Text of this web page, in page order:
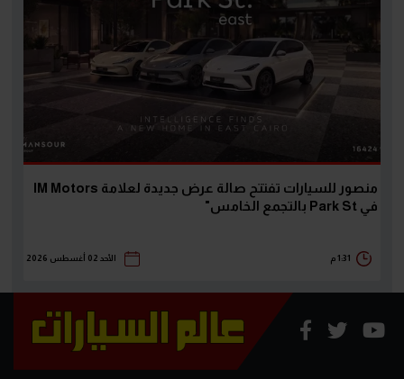
منصور للسيارات تفتتح صالة عرض جديدة لعلامة IM Motors
في Park St بالتجمع الخامس"
1:31 م الأحد 02 أغسطس 2026